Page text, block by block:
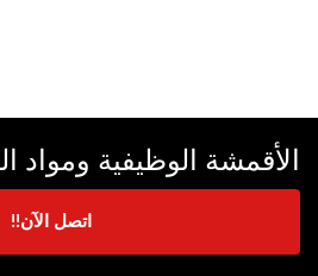
الأقمشة الوظيفية ومواد
اتصل الآن!!